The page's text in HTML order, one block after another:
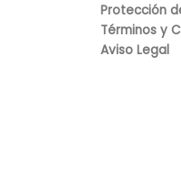
Protección
Términos y
Aviso Legal